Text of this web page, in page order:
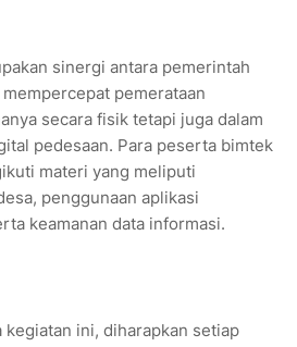
sinergi antara pemerintah
pemerataan
secara fisik tetapi juga dalam
pedesaan. Para peserta bimtek
materi yang meliputi
penggunaan aplikasi
keamanan data informasi.
kegiatan ini, diharapkan setiap